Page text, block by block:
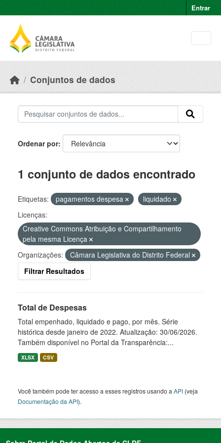
Entrar
Conjuntos de dados
Ordenar por
1 conjunto de dados encontrado
Etiquetas: pagamentos despesa
liquidado
Licenças:
Creative Commons Atribuição e Compartilhamento
pela mesma Licença
Organizações:
Câmara Legislativa do Distrito Federal
Filtrar Resultados
Total de Despesas
Total empenhado, liquidado e pago, por mês. Série
histórica desde janeiro de 2022. Atualização: 30/06/2026.
Também disponível no Portal da Transparência:...
XLSX CSV
Você também pode ter acesso a esses registros usando a API (veja
Documentação da API).